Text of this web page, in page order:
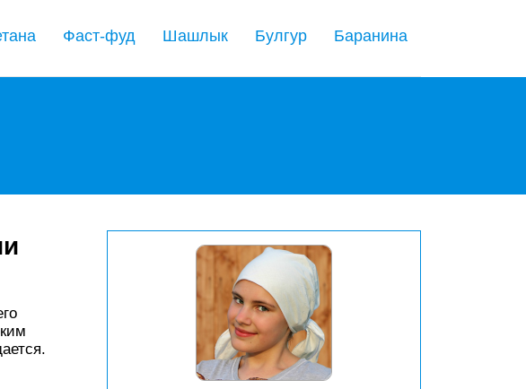
Баранина
Булгур
Шашлык
Фаст-фуд